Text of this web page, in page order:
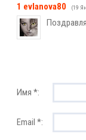
1 evlanova80 (19
Имя *:
Email *: